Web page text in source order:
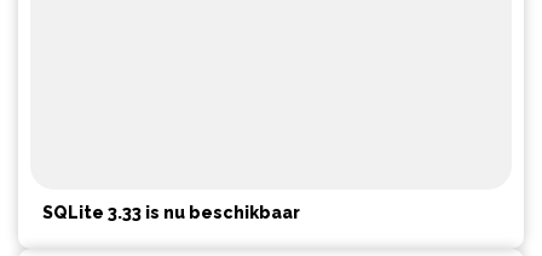
SQLite 3.33 is nu beschikbaar